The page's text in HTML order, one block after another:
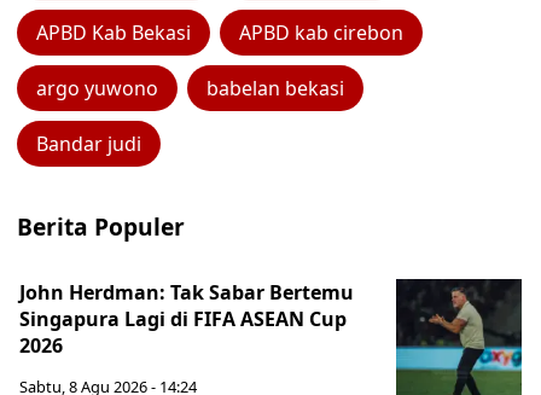
APBD Kab Bekasi APBD kab cirebon
argo yuwono babelan bekasi
Bandar judi
Berita Populer
John Herdman: Tak Sabar Bertemu
Singapura Lagi di FIFA ASEAN Cup
2026
Sabtu, 8 Agu 2026 - 14:24